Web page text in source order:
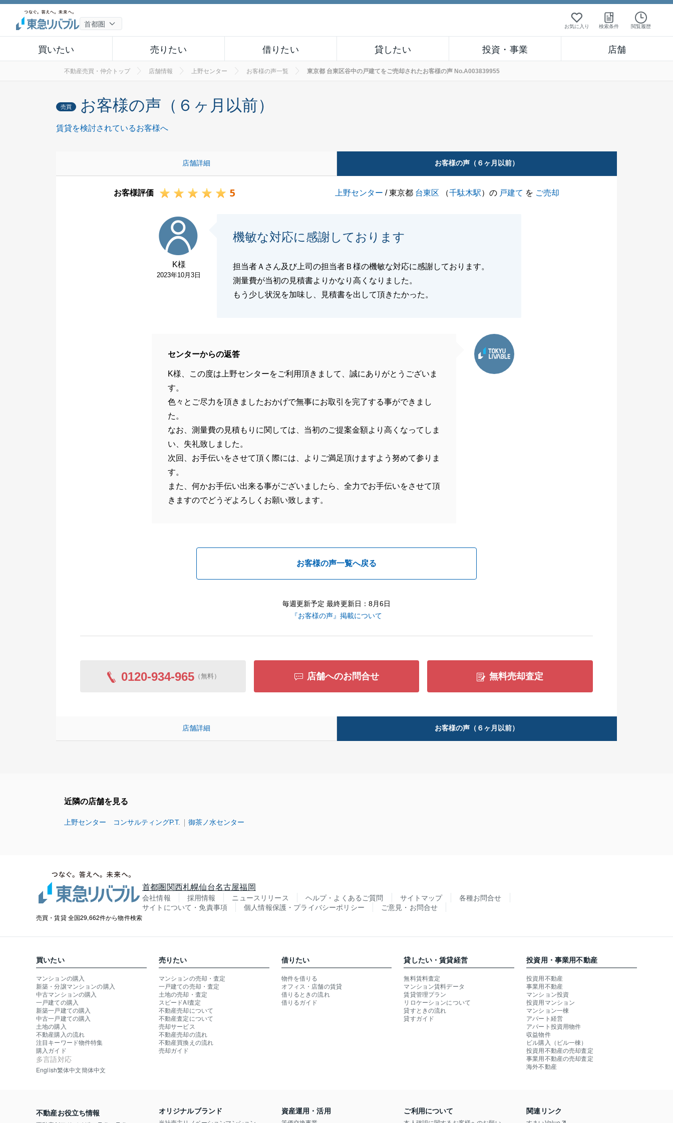
お気に入り 検索条件 閲覧履歴
買いたい 売りたい 借りたい 貸したい 投資・事業 店舗
不動産売買・仲介トップ 店舗情報 上野センター お客様の声一覧 東京都 台東区谷中の戸建てをご売却されたお客様の声 No.A003839955
売買 お客様の声（６ヶ月以前）
賃貸を検討されているお客様へ
店舗詳細 お客様の声（６ヶ月以前）
お客様評価 5 上野センター / 東京都 台東区 （千駄木駅）の 戸建て を ご売却
K様
2023年10月3日
機敏な対応に感謝しております
担当者Ａさん及び上司の担当者Ｂ様の機敏な対応に感謝しております。
測量費が当初の見積書よりかなり高くなりました。
もう少し状況を加味し、見積書を出して頂きたかった。
センターからの返答
K様、この度は上野センターをご利用頂きまして、誠にありがとうございま
す。
色々とご尽力を頂きましたおかげで無事にお取引を完了する事ができまし
た。
なお、測量費の見積もりに関しては、当初のご提案金額より高くなってしま
い、失礼致しました。
次回、お手伝いをさせて頂く際には、よりご満足頂けますよう努めて参りま
す。
また、何かお手伝い出来る事がございましたら、全力でお手伝いをさせて頂
きますのでどうぞよろしくお願い致します。
お客様の声一覧へ戻る
毎週更新予定 最終更新日：8月6日
『お客様の声』掲載について
0120-934-965（無料） 店舗へのお問合せ 無料売却査定
店舗詳細 お客様の声（６ヶ月以前）
近隣の店舗を見る
上野センター コンサルティングP.T. 御茶ノ水センター
売買・賃貸 全国29,662件から物件検索
首都圏関西札幌仙台名古屋福岡
会社情報 採用情報 ニュースリリース ヘルプ・よくあるご質問 サイトマップ
各種お問合せ
サイトについて・免責事項
個人情報保護・プライバシーポリシー ご意見・お問合せ
買いたい
マンションの購入
新築・分譲マンションの購入
中古マンションの購入
一戸建ての購入
新築一戸建ての購入
中古一戸建ての購入
土地の購入
不動産購入の流れ
注目キーワード物件特集
購入ガイド
多言語対応
English繁体中文簡体中文
売りたい
マンションの売却・査定
一戸建ての売却・査定
土地の売却・査定
スピードAI査定
不動産売却について
不動産査定について
売却サービス
不動産売却の流れ
不動産買換えの流れ
売却ガイド
借りたい
物件を借りる
オフィス・店舗の賃貸
借りるときの流れ
借りるガイド
貸したい・賃貸経営
無料賃料査定
マンション賃料データ
賃貸管理プラン
リロケーションについて
貸すときの流れ
貸すガイド
投資用・事業用不動産
投資用不動産
事業用不動産
マンション投資
投資用マンション
マンション一棟
アパート経営
アパート投資用物件
収益物件
ビル購入（ビル一棟）
投資用不動産の売却査定
事業用不動産の売却査定
海外不動産
不動産お役立ち情報 オリジナルブランド 資産運用・活用 ご利用について 関連リンク